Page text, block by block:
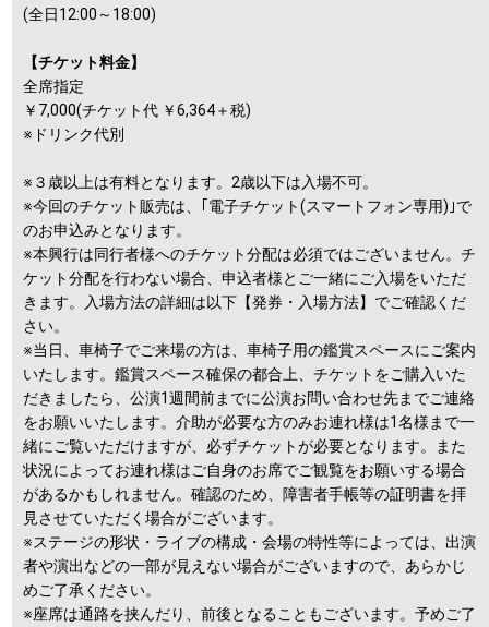
(全日12:00～18:00)
【チケット料金】
全席指定
￥7,000(チケット代 ￥6,364＋税)
※ドリンク代別
※３歳以上は有料となります。2歳以下は入場不可。
※今回のチケット販売は、｢電子チケット(スマートフォン専用)｣で
のお申込みとなります。
※本興行は同行者様へのチケット分配は必須ではございません。チ
ケット分配を行わない場合、申込者様とご一緒にご入場をいただ
きます。入場方法の詳細は以下【発券・入場方法】でご確認くだ
さい。
※当日、車椅子でご来場の方は、車椅子用の鑑賞スペースにご案内
いたします。鑑賞スペース確保の都合上、チケットをご購入いた
だきましたら、公演1週間前までに公演お問い合わせ先までご連絡
をお願いいたします。介助が必要な方のみお連れ様は1名様まで一
緒にご覧いただけますが、必ずチケットが必要となります。また
状況によってお連れ様はご自身のお席でご観覧をお願いする場合
があるかもしれません。確認のため、障害者手帳等の証明書を拝
見させていただく場合がございます。
※ステージの形状・ライブの構成・会場の特性等によっては、出演
者や演出などの一部が見えない場合がございますので、あらかじ
めご了承ください。
※座席は通路を挟んだり、前後となることもございます。予めご了